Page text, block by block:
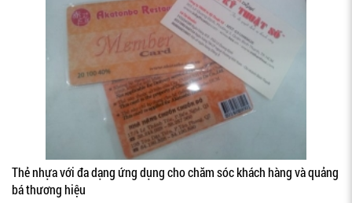
Thẻ nhựa với đa dạng ứng dụng cho chăm sóc khách hàng và quảng
bá thương hiệu